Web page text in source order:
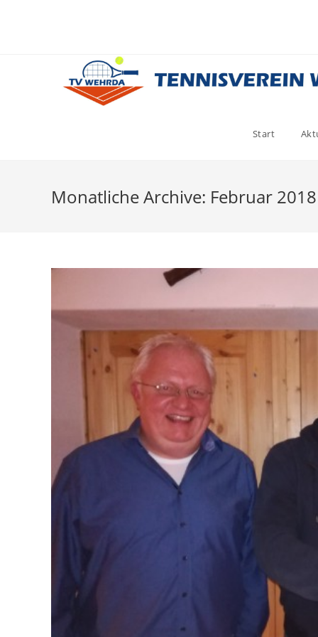
Start
Monatliche Archive: Februar 2018